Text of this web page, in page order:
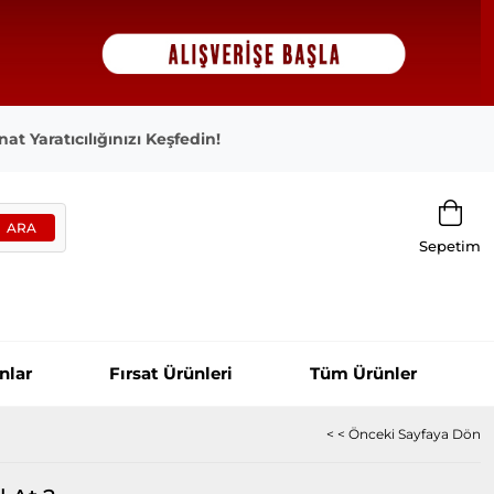
Yaratıcılığınızı Keşfedin!
Sepetim
Fırsat Ürünleri Tüm Ürünler
< < Önceki Sayfaya Dön